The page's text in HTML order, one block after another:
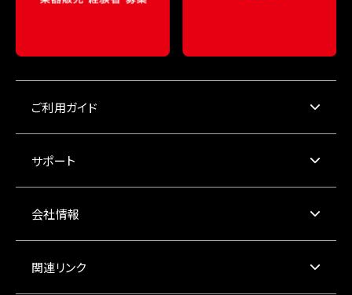
ご利用ガイド
サポート
会社情報
関連リンク